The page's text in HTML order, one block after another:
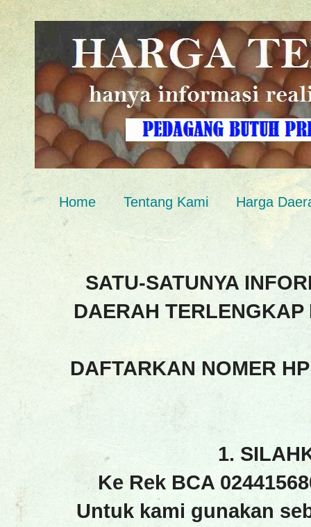
Home Tentang Kami Harga
SATU-SATUNYA
DAERAH TERLENGKAP
DAFTARKAN NOMER
1.
Ke Rek BCA
Untuk kami gunakan